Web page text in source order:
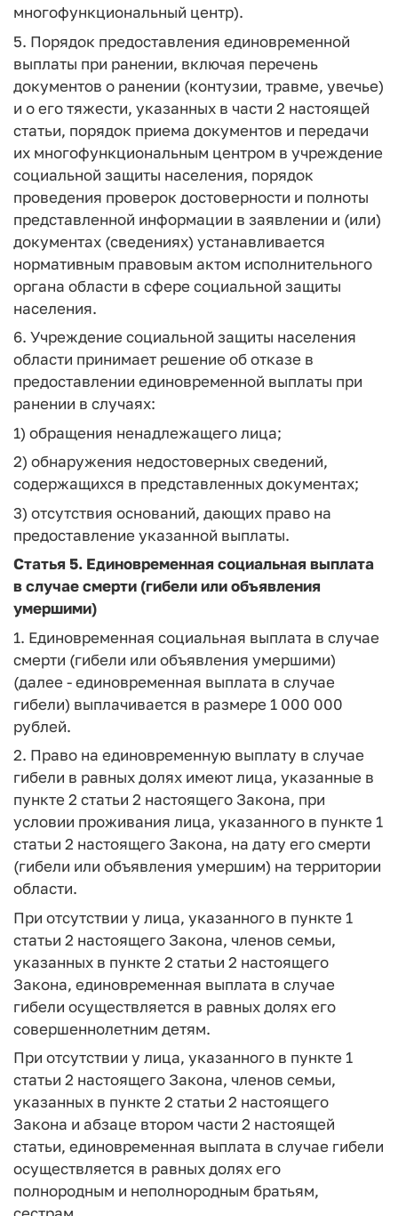
многофункциональный центр).
5. Порядок предоставления единовременной
выплаты при ранении, включая перечень
документов о ранении (контузии, травме, увечье)
и о его тяжести, указанных в части 2 настоящей
статьи, порядок приема документов и передачи
их многофункциональным центром в учреждение
социальной защиты населения, порядок
проведения проверок достоверности и полноты
представленной информации в заявлении и (или)
документах (сведениях) устанавливается
нормативным правовым актом исполнительного
органа области в сфере социальной защиты
населения.
6. Учреждение социальной защиты населения
области принимает решение об отказе в
предоставлении единовременной выплаты при
ранении в случаях:
1) обращения ненадлежащего лица;
2) обнаружения недостоверных сведений,
содержащихся в представленных документах;
3) отсутствия оснований, дающих право на
предоставление указанной выплаты.
Статья 5. Единовременная социальная выплата
в случае смерти (гибели или объявления
умершими)
1. Единовременная социальная выплата в случае
смерти (гибели или объявления умершими)
(далее - единовременная выплата в случае
гибели) выплачивается в размере 1 000 000
рублей.
2. Право на единовременную выплату в случае
гибели в равных долях имеют лица, указанные в
пункте 2 статьи 2 настоящего Закона, при
условии проживания лица, указанного в пункте 1
статьи 2 настоящего Закона, на дату его смерти
(гибели или объявления умершим) на территории
области.
При отсутствии у лица, указанного в пункте 1
статьи 2 настоящего Закона, членов семьи,
указанных в пункте 2 статьи 2 настоящего
Закона, единовременная выплата в случае
гибели осуществляется в равных долях его
совершеннолетним детям.
При отсутствии у лица, указанного в пункте 1
статьи 2 настоящего Закона, членов семьи,
указанных в пункте 2 статьи 2 настоящего
Закона и абзаце втором части 2 настоящей
статьи, единовременная выплата в случае гибели
осуществляется в равных долях его
полнородным и неполнородным братьям,